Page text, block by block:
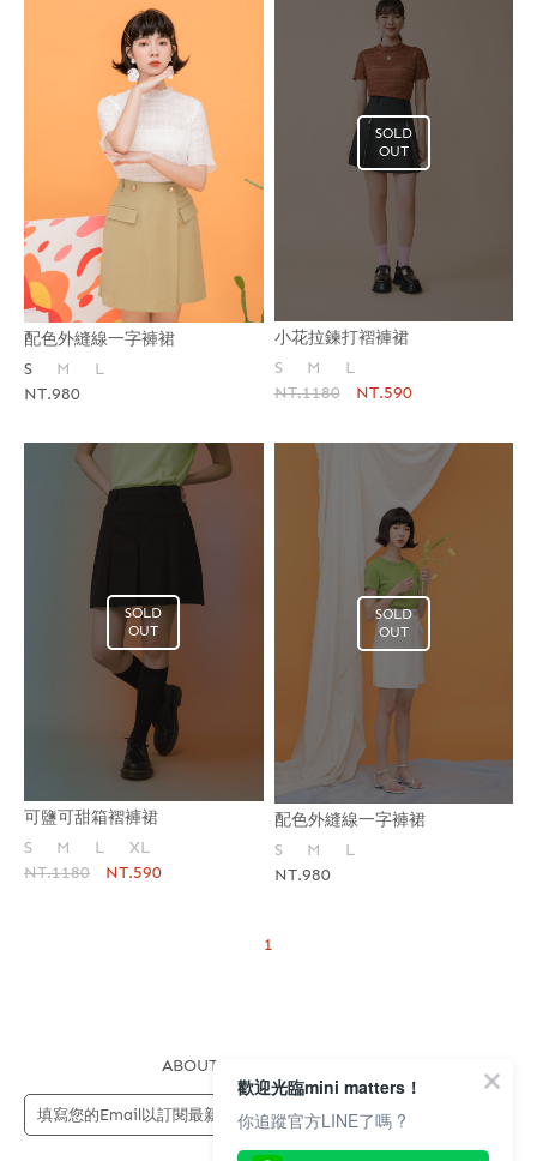
配色外縫線一字褲裙
S
M
L
NT.980
SOLD
OUT
小花拉鍊打褶褲裙
S
M
L
NT.1180
NT.590
SOLD
OUT
可鹽可甜箱褶褲裙
S
M L
XL
NT.1180
NT.590
SOLD
OUT
配色外縫線一字褲裙
S
M
L
NT.980
1
ABOUT US
歡迎光臨mini matters！
你追蹤官方LINE了嗎 ?